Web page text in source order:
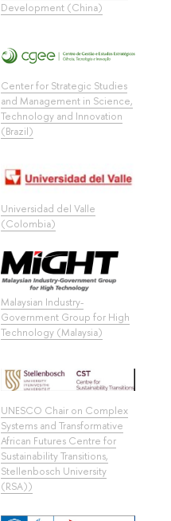
Development (China)
Center for Strategic Studies
and Management in Science,
Technology and Innovation
(Brazil)
Universidad del Valle
(Colombia)
Malaysian Industry-
Government Group for High
Technology (Malaysia)
UNESCO Chair on Complex
Systems and Transformative
African Futures Centre for
Sustainability Transitions,
Stellenbosch University
(RSA))